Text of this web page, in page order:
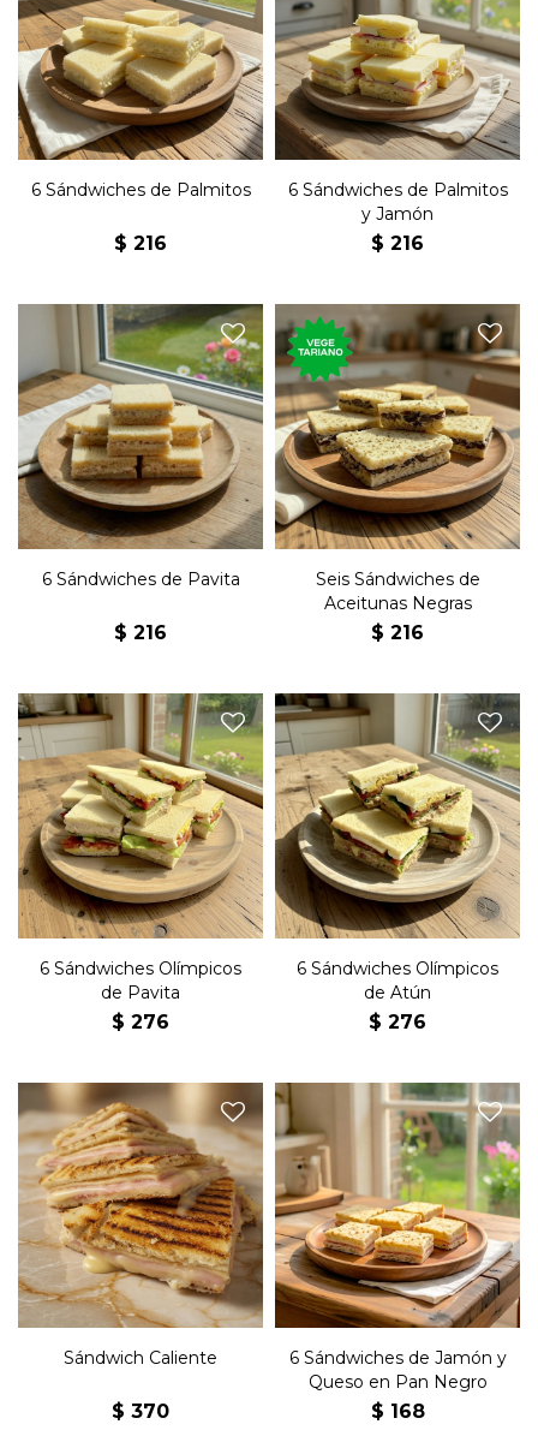
Seis sándwiches de copetín
con palmitos y mayonesa
en pan blanco.
6 Sándwiches de Palmitos
$ 216
Seis sándwiches de copetín
con palmitos, jamón, huevo
y mayonesa en pan blanco.
6 Sándwiches de Palmitos
y Jamón
$ 216
Seis sándwiches de copetín
con pollo y mayonesa en
pan blanco.
6 Sándwiches de Pavita
$ 216
Seis sándwiches de copetín
con aceitunas negras, queso
y mayonesa en pan negro.
Seis Sándwiches de
Aceitunas Negras
$ 216
Seis sándwiches de copetín
olímpicos de pavita con
pollo, lechuga, tomate,
huevo duro y mayonesa en
pan blanco.
6 Sándwiches Olímpicos
de Pavita
$ 276
Seis sándwiches de copetín
olímpicos con atún,
lechuga, tomate, huevo
duro y mayonesa en pan
blanco.
6 Sándwiches Olímpicos
de Atún
$ 276
Sándwich en pan blanco
con jamón, queso,
muzarella y manteca.
Listo para preparar.
Sándwich Caliente
$ 370
Seis sándwiches de copetín
con jamón, queso y
manteca en pan negro,
6 Sándwiches de Jamón y
Queso en Pan Negro
$ 168